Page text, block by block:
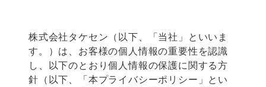
株式会社タケセン（以下、「当社」といいま
す。）は、お客様の個人情報の重要性を認識
し、以下のとおり個人情報の保護に関する方
針（以下、「本プライバシーポリシー」とい